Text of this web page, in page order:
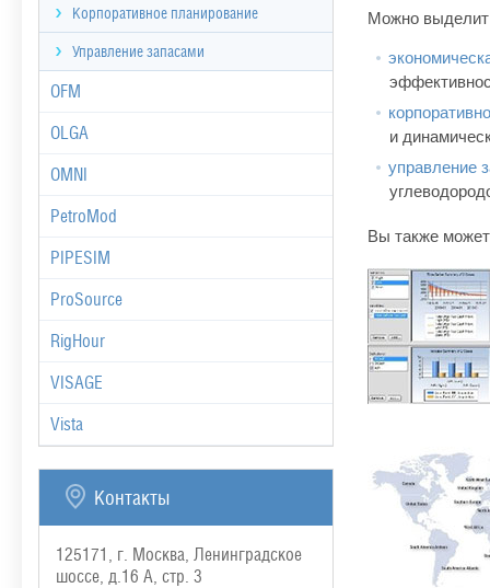
Корпоративное планирование
Управление запасами
OFM
OLGA
OMNI
PetroMod
PIPESIM
ProSource
RigHour
VISAGE
Vista
Контакты
125171, г. Москва, Ленинградское
шоссе, д.16 А, стр. 3
Можно
и
управление
Вы также